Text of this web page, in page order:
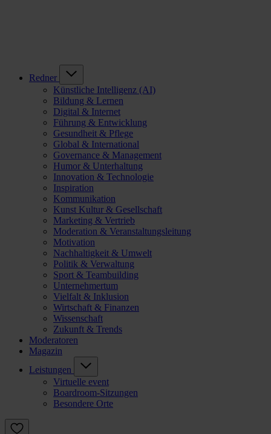
Redner
Künstliche Intelligenz (AI)
Bildung & Lernen
Digital & Internet
Führung & Entwicklung
Gesundheit & Pflege
Global & International
Governance & Management
Humor & Unterhaltung
Innovation & Technologie
Inspiration
Kommunikation
Kunst Kultur & Gesellschaft
Marketing & Vertrieb
Moderation & Veranstaltungsleitung
Motivation
Nachhaltigkeit & Umwelt
Politik & Verwaltung
Sport & Teambuilding
Unternehmertum
Vielfalt & Inklusion
Wirtschaft & Finanzen
Wissenschaft
Zukunft & Trends
Moderatoren
Magazin
Leistungen
Virtuelle event
Boardroom-Sitzungen
Besondere Orte